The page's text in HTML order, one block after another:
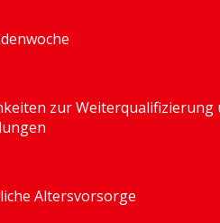
zur Weiterqualifizierung
Altersvorsorge